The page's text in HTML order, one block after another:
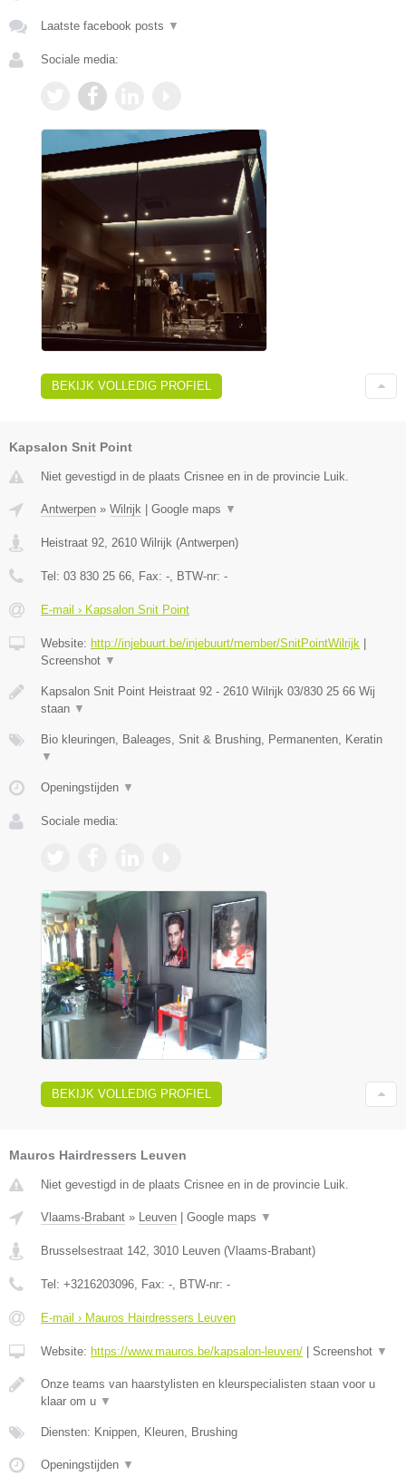
Laatste facebook posts ▼
Sociale media:
BEKIJK VOLLEDIG PROFIEL
Kapsalon Snit Point
Niet gevestigd in de plaats Crisnee en in de provincie Luik.
Antwerpen » Wilrijk | Google maps ▼
Heistraat 92 2610 Wilrijk (Antwerpen)
Tel: 03 830 25 66 , Fax: - , BTW-nr: -
E-mail › Kapsalon Snit Point
Website: http://injebuurt.be/injebuurt/member/SnitPointWilrijk |
Screenshot ▼
Kapsalon Snit Point Heistraat 92 - 2610 Wilrijk 03/830 25 66 Wij
staan ▼
Bio kleuringen, Baleages, Snit & Brushing, Permanenten, Keratin
▼
Openingstijden ▼
Sociale media:
BEKIJK VOLLEDIG PROFIEL
Mauros Hairdressers Leuven
Niet gevestigd in de plaats Crisnee en in de provincie Luik.
Vlaams-Brabant » Leuven Google maps ▼
Brusselsestraat 142, 3010 Leuven (Vlaams-Brabant)
Tel: +3216203096, Fax: -, BTW-nr: -
E-mail › Mauros Hairdressers Leuven
Website: https://www.mauros.be/kapsalon-leuven/ Screenshot ▼
Onze teams van haarstylisten en kleurspecialisten staan voor u
klaar om u ▼
Diensten: Knippen, Kleuren, Brushing
Openingstijden ▼